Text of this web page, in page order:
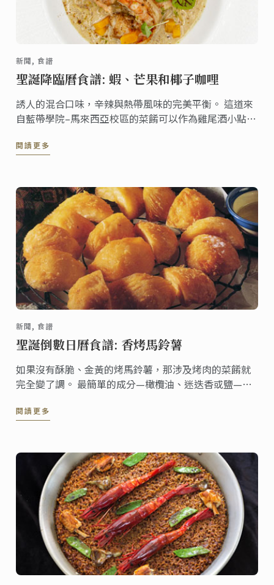
新聞, 食譜
聖誕降臨曆食譜: 蝦、芒果和椰子咖哩
誘人的混合口味，辛辣與熱帶風味的完美平衡。 這道來
自藍帶學院–馬來西亞校區的菜餚可以作為雞尾酒小點、
適合休閒聚會和特殊場合的料理。
閱讀更多
新聞, 食譜
聖誕倒數日曆食譜: 香烤馬鈴薯
如果沒有酥脆、金黃的烤馬鈴薯，那涉及烤肉的菜餚就
完全變了調。 最簡單的成分—橄欖油、迷迭香或鹽—將
專門混合，以製成最令人垂涎​欲滴的香脆馬鈴薯。
閱讀更多